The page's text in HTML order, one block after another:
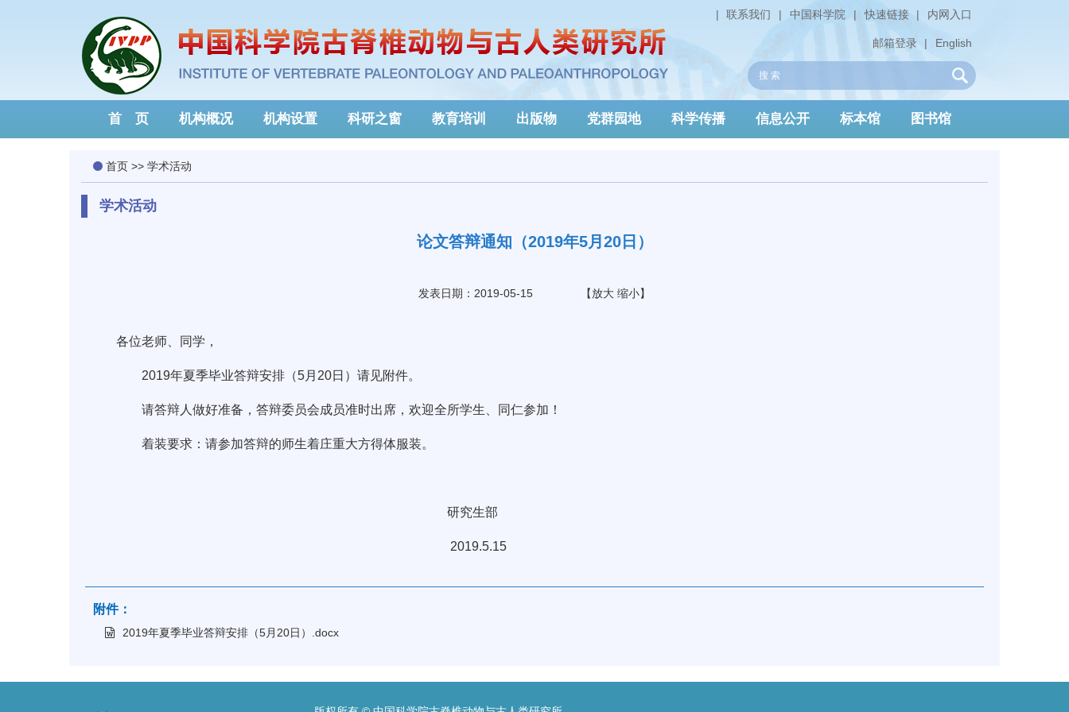
内网入口
|
快速链接
|
中国科学院
|
联系我们
|
English
|
邮箱登录
首 页 机构概况 机构设置 科研之窗 教育培训 出版物 党群园地 科学传播 信息公开 标本馆 图书馆
首页 >> 学术活动
学术活动
论文答辩通知（2019年5月20日）
发表日期：2019-05-15 【放大 缩小】
各位老师、同学，
2019年夏季毕业答辩安排（5月20日）请见附件。
请答辩人做好准备，答辩委员会成员准时出席，欢迎全所学生、同仁参加！
着装要求：请参加答辩的师生着庄重大方得体服装。
研究生部
2019.5.15
附件：
2019年夏季毕业答辩安排（5月20日）.docx